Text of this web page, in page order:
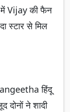
Vijay की फैन
स्टार से मिल
हिंदू
दोनों ने शादी